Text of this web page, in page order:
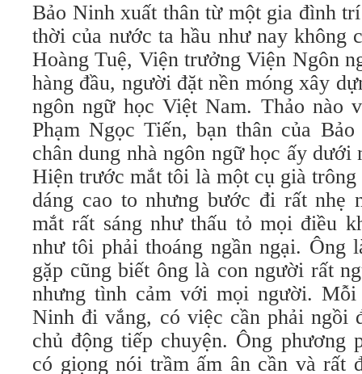
Bảo Ninh xuất thân từ một gia đình
thời của nước ta hầu như nay không
Hoàng Tuệ, Viện trưởng Viện Ngôn
hàng đầu, người đặt nền móng xây
ngôn ngữ học Việt Nam. Thảo nào
Phạm Ngọc Tiến, bạn thân của
chân dung nhà ngôn ngữ học ấy
Hiện trước mắt tôi là một cụ già trông
dáng cao to nhưng bước đi rất nhẹ
mắt rất sáng như thấu tỏ mọi điều
như tôi phải thoáng ngần ngại. Ông
gặp cũng biết ông là con người rất
nhưng tình cảm với mọi người.
Ninh đi vắng, có việc cần phải ngồi
chủ động tiếp chuyện. Ông phương
có giọng nói trầm ấm ân cần và rất